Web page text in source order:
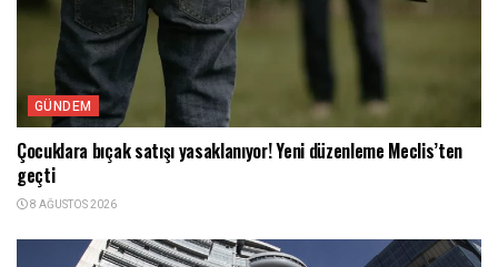
GÜNDEM
Çocuklara bıçak satışı yasaklanıyor! Yeni düzenleme Meclis’ten
geçti
8 AĞUSTOS 2026